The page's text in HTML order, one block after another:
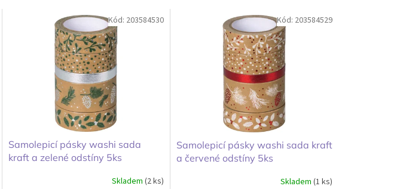
Samolepicí pásky washi sada
kraft a zelené odstíny 5ks
Skladem (2 ks)
Kód: 203584530
Samolepicí pásky washi sada kraft
a červené odstíny 5ks
Skladem (1 ks)
Kód: 203584529